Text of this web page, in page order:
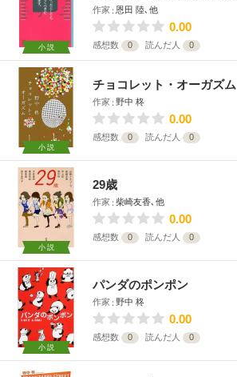
小説
作家 恩田 陸､他
0.00
感想数 0 読んだ人 0
小説
チョコレット・オーガズム
作家 野中 柊
0.00
感想数 0 読んだ人 0
小説
29歳
作家 柴崎友香､他
0.00
感想数 0 読んだ人 0
小説
パンダのポンポン
作家 野中 柊
0.00
感想数 0 読んだ人 0